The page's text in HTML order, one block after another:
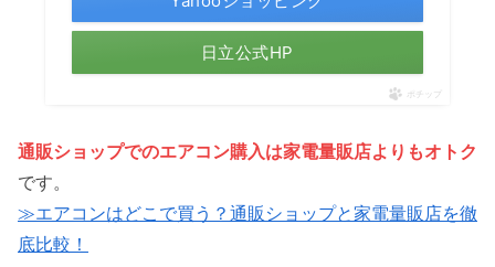
日立公式HP
ポチップ
通販ショップでのエアコン購入は家電量販店よりもオトク
です。
≫エアコンはどこで買う？通販ショップと家電量販店を徹
底比較！